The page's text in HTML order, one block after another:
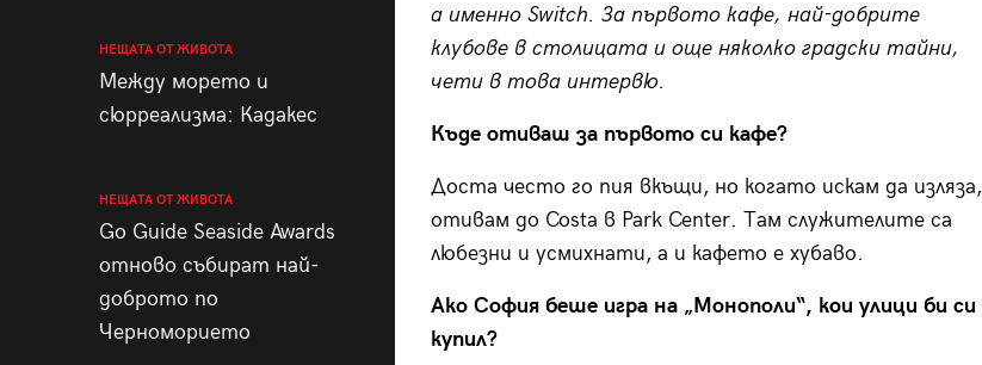
НЕЩАТА ОТ ЖИВОТА
Между морето и
сюрреализма: Кадакес
НЕЩАТА ОТ ЖИВОТА
Go Guide Seaside Awards
отново събират най-
доброто по
Черноморието
а именно Switch. За първото кафе, най-добрите
клубове в столицата и още няколко градски тайни,
чети в това интервю.
Къде отиваш за първото си кафе?
Доста често го пия вкъщи, но когато искам да изляза,
отивам до Costa в Park Center. Там служителите са
любезни и усмихнати, а и кафето е хубаво.
Ако София беше игра на „Монополи“, кои улици би си
купил?